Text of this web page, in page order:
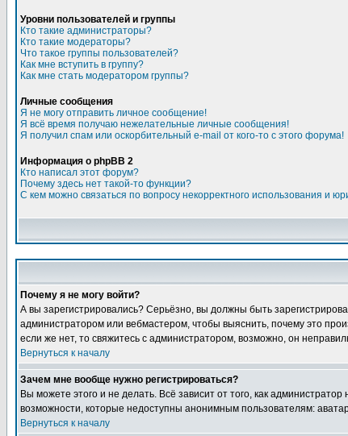
Уровни пользователей и группы
Кто такие администраторы?
Кто такие модераторы?
Что такое группы пользователей?
Как мне вступить в группу?
Как мне стать модератором группы?
Личные сообщения
Я не могу отправить личное сообщение!
Я всё время получаю нежелательные личные сообщения!
Я получил спам или оскорбительный e-mail от кого-то с этого форума!
Информация о phpBB 2
Кто написал этот форум?
Почему здесь нет такой-то функции?
С кем можно связаться по вопросу некорректного использования и
Почему я не могу войти?
А вы зарегистрировались? Серьёзно, вы должны быть
администратором или вебмастером, чтобы выяснить, почему это
если же нет, то свяжитесь с администратором, возможно, он
Вернуться к началу
Зачем мне вообще нужно регистрироваться?
Вы можете этого и не делать. Всё зависит от того, как
возможности, которые недоступны анонимным пользователям:
Вернуться к началу